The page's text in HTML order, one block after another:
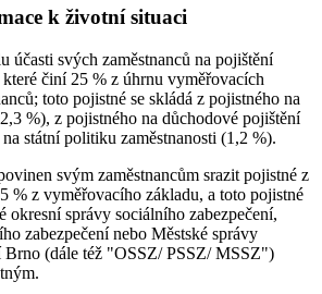
k životní situaci
účasti svých zaměstnanců na pojištění
činí 25 % z úhrnu vyměřovacích
toto pojistné se skládá z pojistného na
%), z pojistného na důchodové pojištění
státní politiku zaměstnanosti (1,2 %).
svým zaměstnancům srazit pojistné z
% z vyměřovacího základu, a toto pojistné
okresní správy sociálního zabezpečení,
zabezpečení nebo Městské správy
Brno (dále též "OSSZ/ PSSZ/ MSSZ")